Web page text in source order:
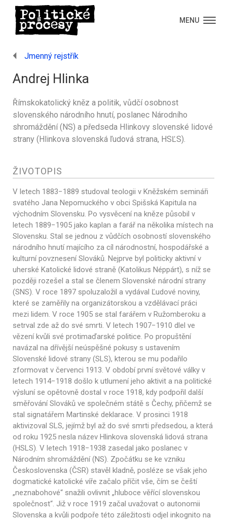
MENU
Jmenný rejstřík
Andrej Hlinka
Římskokatolický kněz a politik, vůdčí osobnost
slovenského národního hnutí, poslanec Národního
shromáždění (NS) a předseda Hlinkovy slovenské lidové
strany (Hlinkova slovenská ľudová strana, HSĽS).
ŽIVOTOPIS
V letech 1883−1889 studoval teologii v Kněžském semináři
svatého Jana Nepomuckého v obci Spišská Kapitula na
východním Slovensku. Po vysvěcení na kněze působil v
letech 1889−1905 jako kaplan a farář na několika místech na
Slovensku. Stal se jednou z vůdčích osobností slovenského
národního hnutí majícího za cíl národnostní, hospodářské a
kulturní povznesení Slováků. Nejprve byl politicky aktivní v
uherské Katolické lidové straně (Katolikus Néppárt), s níž se
později rozešel a stal se členem Slovenské národní strany
(SNS). V roce 1897 spoluzaložil a vydával Ľudové noviny,
které se zaměřily na organizátorskou a vzdělávací práci
mezi lidem. V roce 1905 se stal farářem v Ružomberoku a
setrval zde až do své smrti. V letech 1907−1910 dlel ve
vězení kvůli své protimaďarské politice. Po propuštění
navázal na dřívější neúspěšné pokusy s ustavením
Slovenské lidové strany (SLS), kterou se mu podařilo
zformovat v červenci 1913. V období první světové války v
letech 1914−1918 došlo k utlumení jeho aktivit a na politické
výsluní se opětovně dostal v roce 1918, kdy podpořil další
směřování Slováků ve společném státě s Čechy, přičemž se
stal signatářem Martinské deklarace. V prosinci 1918
aktivizoval SLS, jejímž byl až do své smrti předsedou, a která
od roku 1925 nesla název Hlinkova slovenská lidová strana
(HSLS). V letech 1918−1938 zasedal jako poslanec v
Národním shromáždění (NS). Zpočátku se ke vzniku
Československa (ČSR) stavěl kladně, posléze se však jeho
dogmatické katolické víře začalo příčit vše, čím se čeští
„neznabohové“ snažili ovlivnit „hluboce věřící slovenskou
společnost“. Již v roce 1919 začal uvažovat o autonomii
Slovenska a kvůli podpoře této záležitosti odjel inkognito na